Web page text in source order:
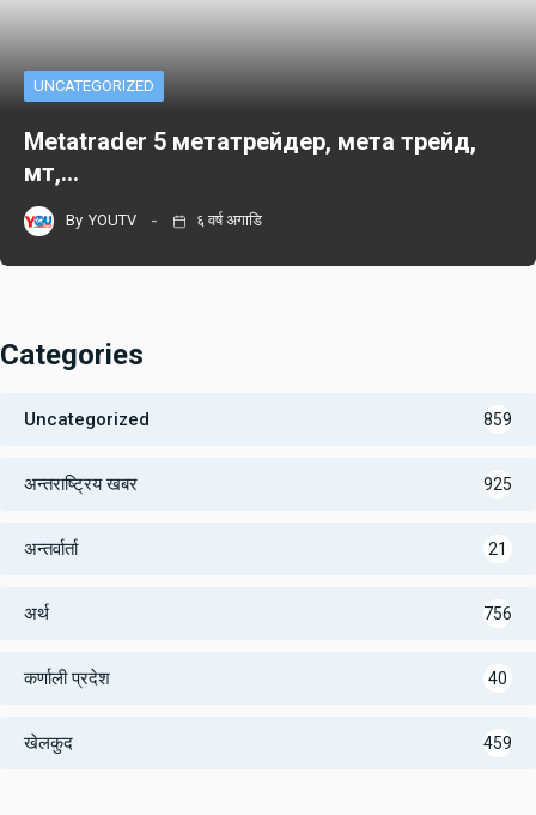
UNCATEGORIZED
Metatrader 5 метатрейдер, мета трейд,
мт,…
By YOUTV ६ वर्ष अगाडि
Categories
Uncategorized 859
अन्तराष्ट्रिय खबर 925
अन्तर्वार्ता 21
अर्थ 756
कर्णाली प्रदेश 40
खेलकुद 459